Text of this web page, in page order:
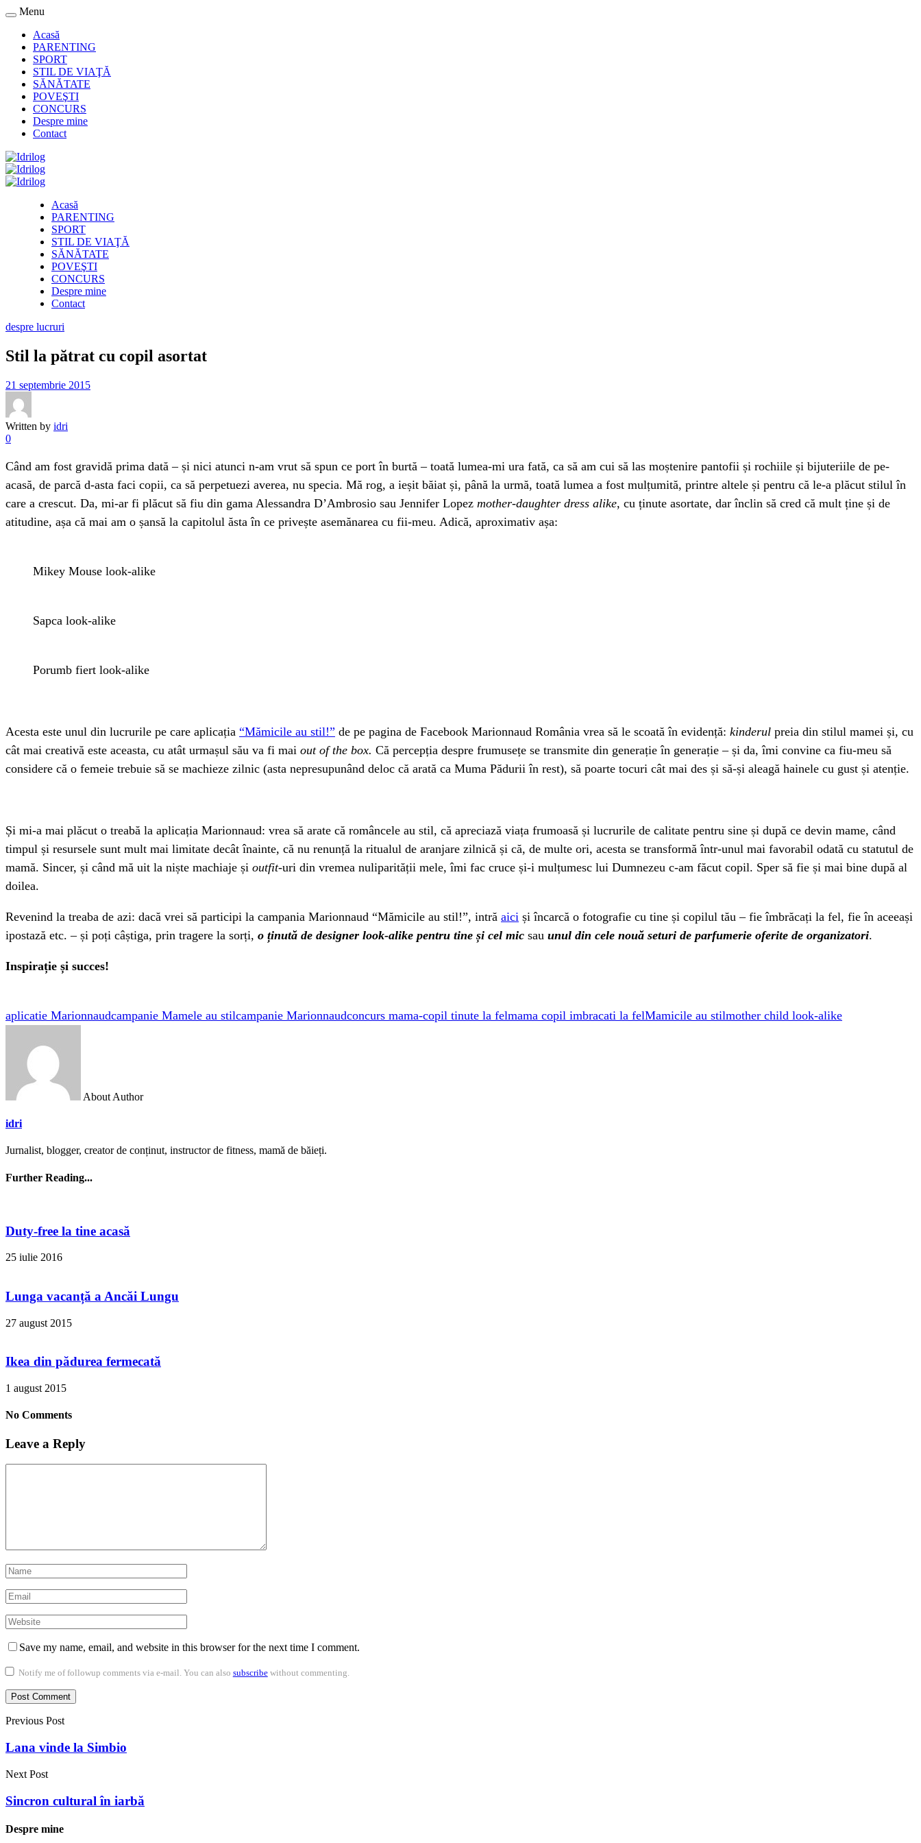
Menu
Acasă
PARENTING
SPORT
STIL DE VIAŢĂ
SĂNĂTATE
POVEŞTI
CONCURS
Despre mine
Contact
Acasă
PARENTING
SPORT
STIL DE VIAŢĂ
SĂNĂTATE
POVEŞTI
CONCURS
Despre mine
Contact
despre lucruri
Stil la pătrat cu copil asortat
21 septembrie 2015
Written by idri
0
Când am fost gravidă prima dată – și nici atunci n-am vrut să spun ce port în burtă – toată lumea-mi ura fată, ca să am cui să las moștenire pantofii și rochiile și bijuteriile de pe-
acasă, de parcă d-asta faci copii, ca să perpetuezi averea, nu specia. Mă rog, a ieșit băiat și, până la urmă, toată lumea a fost mulțumită, printre altele și pentru că le-a plăcut stilul în
care a crescut. Da, mi-ar fi plăcut să fiu din gama Alessandra D’Ambrosio sau Jennifer Lopez mother-daughter dress alike, cu ținute asortate, dar înclin să cred că mult ține și de
atitudine, așa că mai am o șansă la capitolul ăsta în ce privește asemănarea cu fii-meu. Adică, aproximativ așa:
Mikey Mouse look-alike
Sapca look-alike
Porumb fiert look-alike
Acesta este unul din lucrurile pe care aplicația “Mămicile au stil!” de pe pagina de Facebook Marionnaud România vrea să le scoată în evidență: kinderul preia din stilul mamei și, cu
cât mai creativă este aceasta, cu atât urmașul său va fi mai out of the box. Că percepția despre frumusețe se transmite din generație în generație – și da, îmi convine ca fiu-meu să
considere că o femeie trebuie să se machieze zilnic (asta nepresupunând deloc că arată ca Muma Pădurii în rest), să poarte tocuri cât mai des și să-și aleagă hainele cu gust și atenție.
Și mi-a mai plăcut o treabă la aplicația Marionnaud: vrea să arate că româncele au stil, că apreciază viața frumoasă și lucrurile de calitate pentru sine și după ce devin mame, când
timpul și resursele sunt mult mai limitate decât înainte, că nu renunță la ritualul de aranjare zilnică și că, de multe ori, acesta se transformă într-unul mai favorabil odată cu statutul de
mamă. Sincer, și când mă uit la niște machiaje și outfit-uri din vremea nuliparității mele, îmi fac cruce și-i mulțumesc lui Dumnezeu c-am făcut copil. Sper să fie și mai bine după al
doilea.
Revenind la treaba de azi: dacă vrei să participi la campania Marionnaud “Mămicile au stil!”, intră aici și încarcă o fotografie cu tine și copilul tău – fie îmbrăcați la fel, fie în aceeași
ipostază etc. – și poți câștiga, prin tragere la sorți, o ținută de designer look-alike pentru tine și cel mic sau unul din cele nouă seturi de parfumerie oferite de organizatori.
Inspirație și succes!
aplicatie Marionnaudcampanie Mamele au stilcampanie Marionnaudconcurs mama-copil tinute la felmama copil imbracati la felMamicile au stilmother child look-alike
About Author
idri
Jurnalist, blogger, creator de conținut, instructor de fitness, mamă de băieți.
Further Reading...
Duty-free la tine acasă
25 iulie 2016
Lunga vacanță a Ancăi Lungu
27 august 2015
Ikea din pădurea fermecată
1 august 2015
No Comments
Leave a Reply
Save my name, email, and website in this browser for the next time I comment.
Notify me of followup comments via e-mail. You can also subscribewithout commenting.
Previous Post
Lana vinde la Simbio
Next Post
Sincron cultural în iarbă
Despre mine